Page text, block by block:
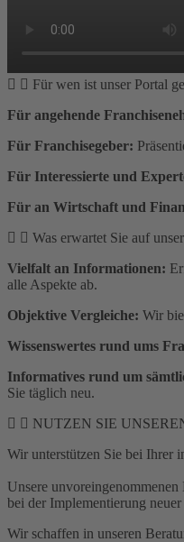
Für wen ist unser Portal
Für angehende
Für Franchisegeber:
Für Interessierte und
Für an Wirtschaft und
Was erwartet Sie auf
Vielfalt an Informationen:
alle Aspekte ab.
Objektive Vergleiche: Wir
Wissenswertes rund ums
Informatives rund um
Sie täglich neu.
NUTZEN SIE
Wir unterstützen Sie bei Ihrer
Unsere
bei der Implementierung
Wir schaffen in unseren